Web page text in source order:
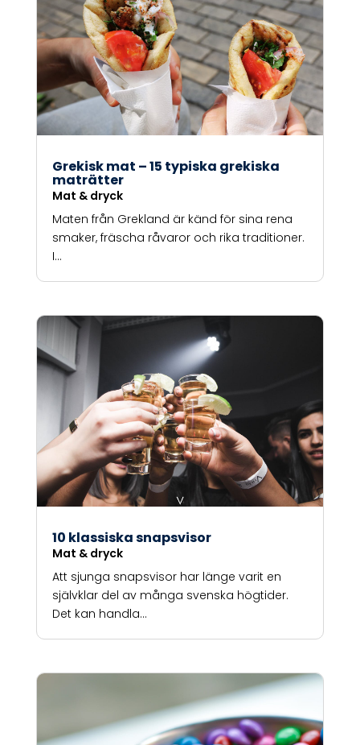
Grekisk mat – 15 typiska grekiska
maträtter
Mat & dryck
Maten från Grekland är känd för sina rena
smaker, fräscha råvaror och rika traditioner.
I...
10 klassiska snapsvisor
Mat & dryck
Att sjunga snapsvisor har länge varit en
självklar del av många svenska högtider.
Det kan handla...